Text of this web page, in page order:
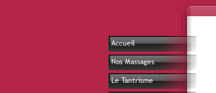
Accueil
Nos Massages
Le Tantrisme